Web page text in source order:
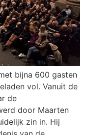
bijna 600 gasten
vol. Vanuit de
de
door Maarten
zin in. Hij